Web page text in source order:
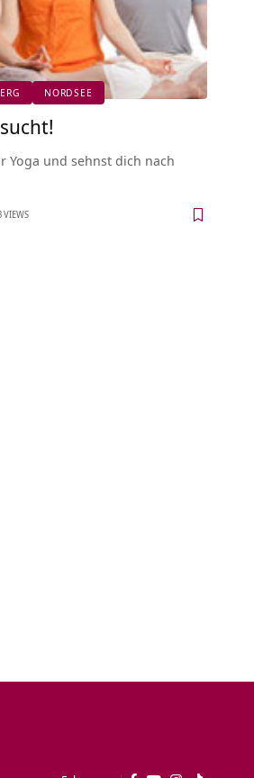
NORDSEE
Yoga und sehnst dich nach
VIEWS